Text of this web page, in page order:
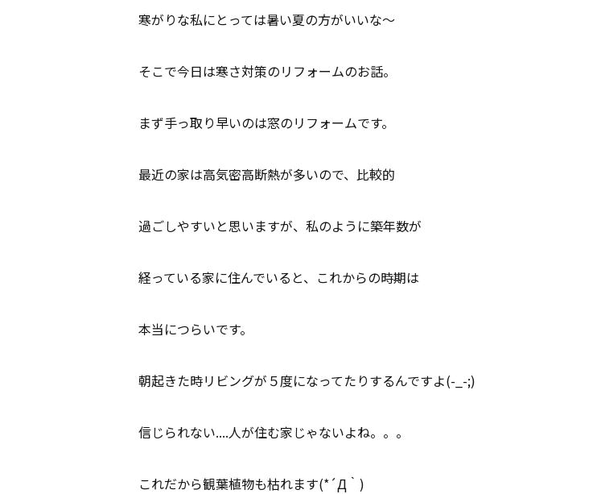
寒がりな私にとっては暑い夏の方がいいな～
そこで今日は寒さ対策のリフォームのお話。
まず手っ取り早いのは窓のリフォームです。
最近の家は高気密高断熱が多いので、比較的
過ごしやすいと思いますが、私のように築年数が
経っている家に住んでいると、これからの時期は
本当につらいです。
朝起きた時リビングが５度になってたりするんですよ(-_-;)
信じられない....人が住む家じゃないよね。。。
これだから観葉植物も枯れます(*´Д｀)